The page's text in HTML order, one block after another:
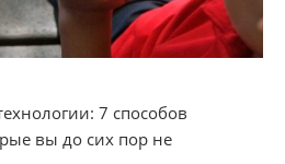
7 способов
вы до сих пор не